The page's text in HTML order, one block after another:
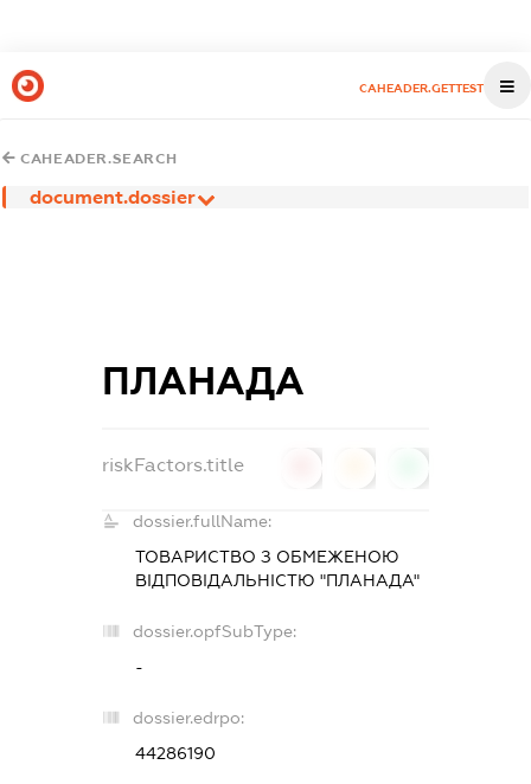
CAHEADER.GETTEST
CAHEADER.SEARCH
document.dossier
ПЛАНАДА
riskFactors.title
dossier.fullName:
ТОВАРИСТВО З ОБМЕЖЕНОЮ
ВІДПОВІДАЛЬНІСТЮ "ПЛАНАДА"
dossier.opfSubType:
-
dossier.edrpo:
44286190